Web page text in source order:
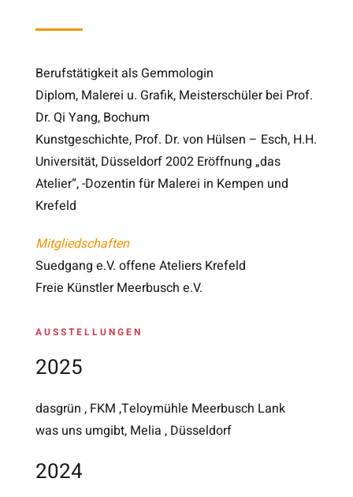
Berufstätigkeit als Gemmologin
Diplom, Malerei u. Grafik, Meisterschüler bei Prof.
Dr. Qi Yang, Bochum
Kunstgeschichte, Prof. Dr. von Hülsen – Esch, H.H.
Universität, Düsseldorf 2002 Eröffnung „das
Atelier“, -Dozentin für Malerei in Kempen und
Krefeld
Mitgliedschaften
Suedgang e.V. offene Ateliers Krefeld
Freie Künstler Meerbusch e.V.
AUSSTELLUNGEN
2025
dasgrün , FKM ,Teloymühle Meerbusch Lank
was uns umgibt, Melia , Düsseldorf
2024